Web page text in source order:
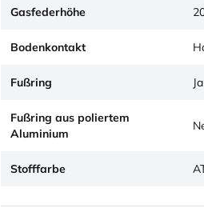
Gasfederhöhe
Bodenkontakt
Fußring
Fußring aus poliertem
Aluminium
Stofffarbe